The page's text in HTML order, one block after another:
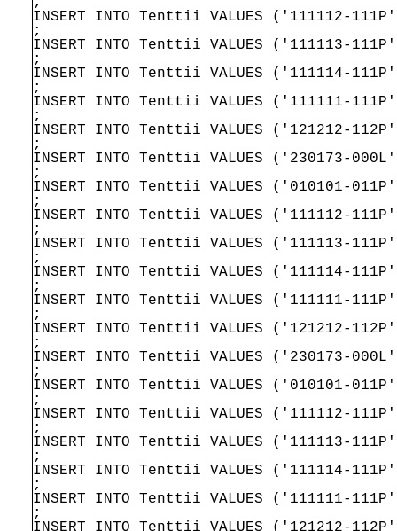
INSERT INTO Tenttii VALUES ('111112-
;
INSERT INTO Tenttii VALUES ('111113-
;
INSERT INTO Tenttii VALUES ('111114-
;
INSERT INTO Tenttii VALUES ('111111-
;
INSERT INTO Tenttii VALUES ('121212-
;
INSERT INTO Tenttii VALUES ('230173-
;
INSERT INTO Tenttii VALUES ('010101-
;
INSERT INTO Tenttii VALUES ('111112-
;
INSERT INTO Tenttii VALUES ('111113-
;
INSERT INTO Tenttii VALUES ('111114-
;
INSERT INTO Tenttii VALUES ('111111-
;
INSERT INTO Tenttii VALUES ('121212-
;
INSERT INTO Tenttii VALUES ('230173-
;
INSERT INTO Tenttii VALUES ('010101-
;
INSERT INTO Tenttii VALUES ('111112-
;
INSERT INTO Tenttii VALUES ('111113-
;
INSERT INTO Tenttii VALUES ('111114-
;
INSERT INTO Tenttii VALUES ('111111-
;
INSERT INTO Tenttii VALUES ('121212-